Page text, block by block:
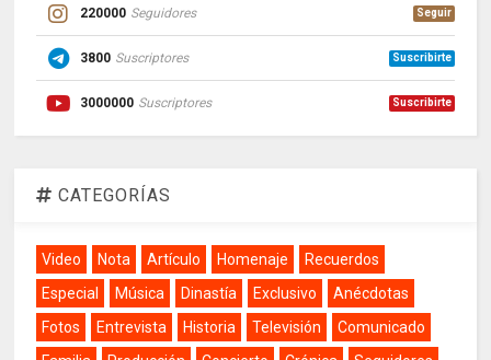
220000 Seguidores Seguir
3800 Suscriptores Suscribirte
3000000 Suscriptores Suscribirte
CATEGORÍAS
Video Nota Artículo Homenaje
Recuerdos
Especial
Música Dinastía Exclusivo
Anécdotas
Fotos
Entrevista Historia Televisión
Comunicado